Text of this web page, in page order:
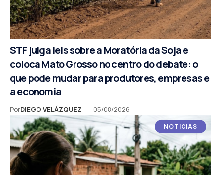
STF julga leis sobre a Moratória da Soja e
coloca Mato Grosso no centro do debate: o
que pode mudar para produtores, empresas e
a economia
PorDIEGO VELÁZQUEZ 05/08/2026
NOTICIAS